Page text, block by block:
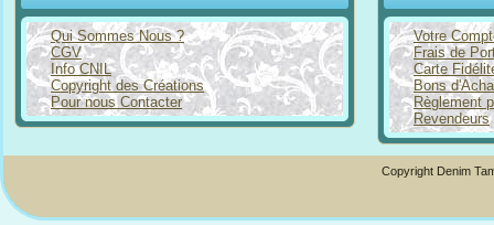
Qui Sommes Nous ?
CGV
Info CNIL
Copyright des Créations
Pour nous Contacter
Votre
Frais de
Carte
Bons
Règlement
Revendeurs
Copyright Denim